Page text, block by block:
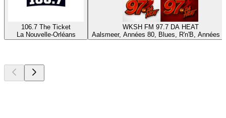
106.7 The Ticket
La Nouvelle-Orléans
WKSH FM 97.7 DA HEAT
Aalsmeer, Années 80, Blues, R'n'B, Années